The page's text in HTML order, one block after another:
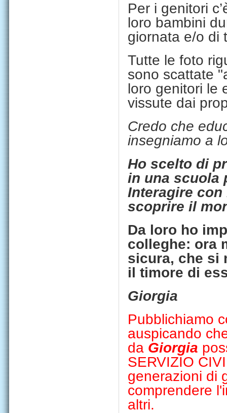
Per i genitori
loro bambini
giornata e/o di
Tutte le foto
sono scattate
loro genitori le
vissute dai
Credo che
insegniamo a
Ho scelto di
in una scuola
Interagire
scoprire il
Da loro ho
colleghe: ora
sicura, che si
il timore di
Giorgia
Pubblichiamo
auspicando
da Giorgia
SERVIZIO
generazioni di
comprendere
altri.